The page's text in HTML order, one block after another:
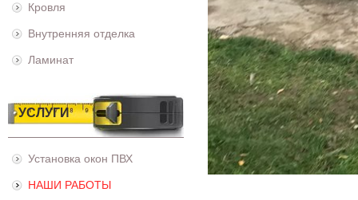
Кровля
Внутренняя отделка
Ламинат
УСЛУГИ
Установка окон ПВХ
НАШИ РАБОТЫ